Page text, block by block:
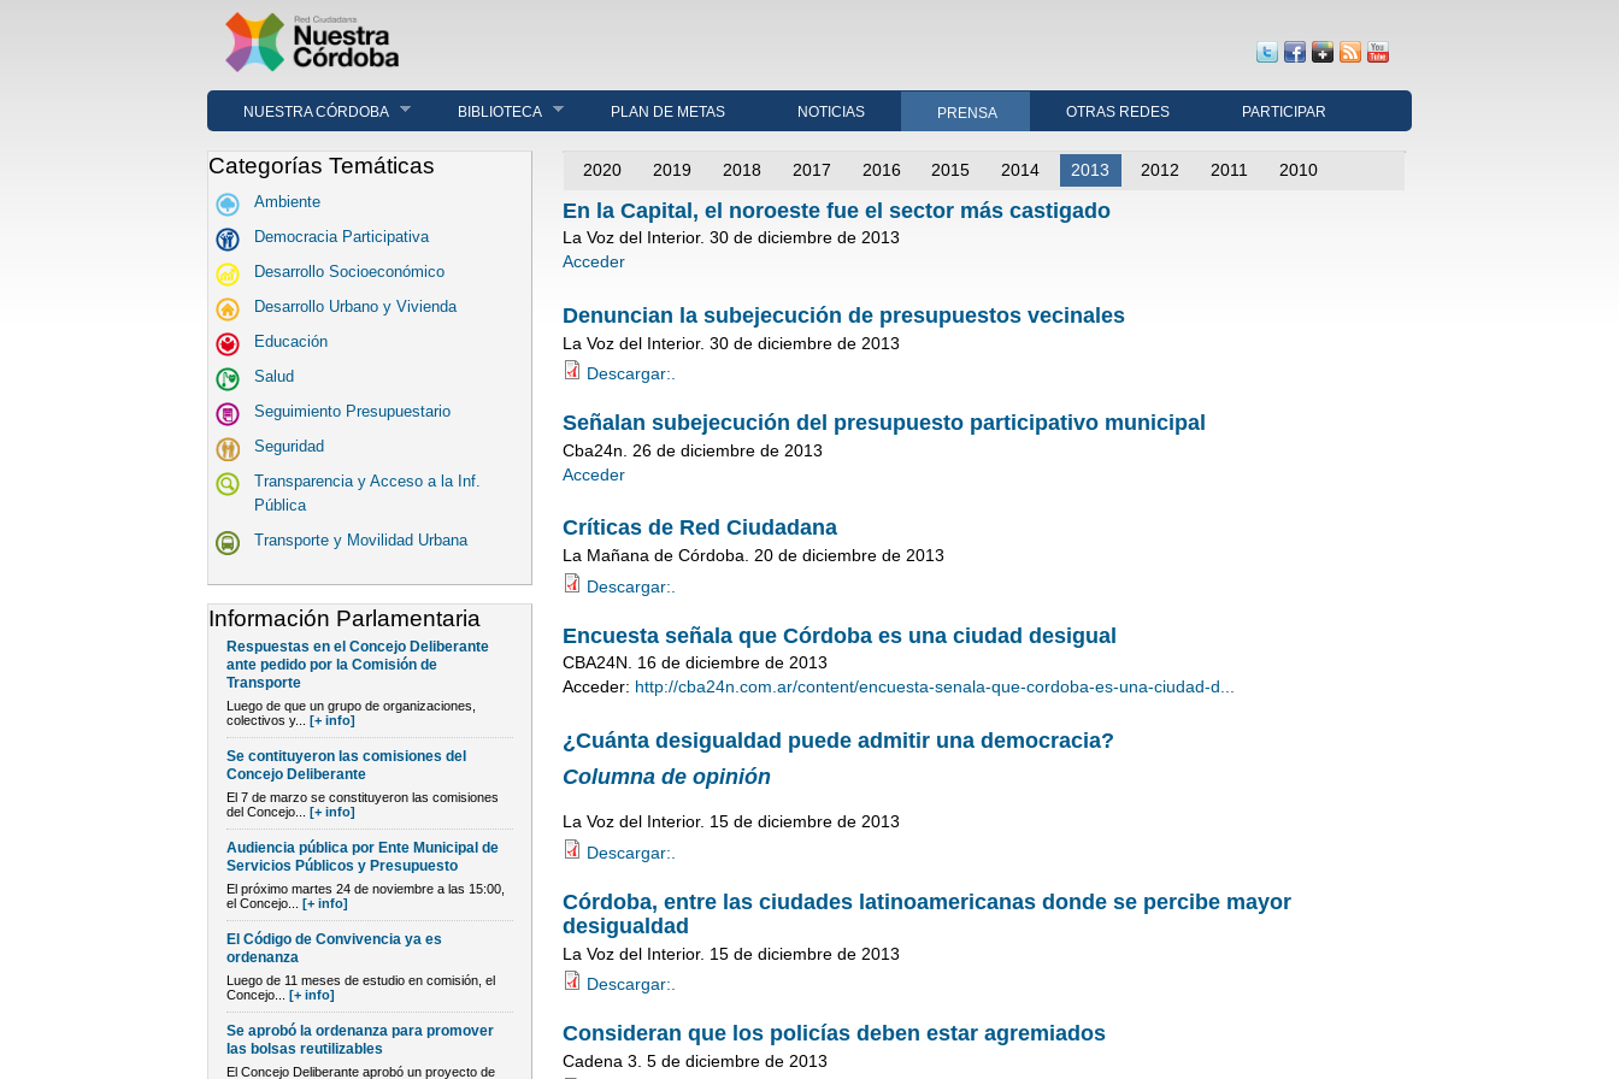
NUESTRA CÓRDOBA BIBLIOTECA PLAN DE METAS NOTICIAS PRENSA OTRAS REDES PARTICIPAR
Categorías Temáticas
Ambiente
Democracia Participativa
Desarrollo Socioeconómico
Desarrollo Urbano y Vivienda
Educación
Salud
Seguimiento Presupuestario
Seguridad
Transparencia y Acceso a la Inf.
Pública
Transporte y Movilidad Urbana
Información Parlamentaria
Respuestas en el Concejo Deliberante
ante pedido por la Comisión de
Transporte
Luego de que un grupo de organizaciones,
colectivos y... [+ info]
Se contituyeron las comisiones del
Concejo Deliberante
El 7 de marzo se constituyeron las comisiones
del Concejo... [+ info]
Audiencia pública por Ente Municipal de
Servicios Públicos y Presupuesto
El próximo martes 24 de noviembre a las 15:00,
el Concejo... [+ info]
El Código de Convivencia ya es
ordenanza
Luego de 11 meses de estudio en comisión, el
Concejo... [+ info]
Se aprobó la ordenanza para promover
las bolsas reutilizables
El Concejo Deliberante aprobó un proyecto de
2020 2019 2018 2017 2016 2015 2014 2013 2012 2011 2010
En la Capital, el noroeste fue el sector más castigado
La Voz del Interior. 30 de diciembre de 2013
Acceder
Denuncian la subejecución de presupuestos vecinales
La Voz del Interior. 30 de diciembre de 2013
Descargar:.
Señalan subejecución del presupuesto participativo municipal
Cba24n. 26 de diciembre de 2013
Acceder
Críticas de Red Ciudadana
La Mañana de Córdoba. 20 de diciembre de 2013
Descargar:.
Encuesta señala que Córdoba es una ciudad desigual
CBA24N. 16 de diciembre de 2013
Acceder: http://cba24n.com.ar/content/encuesta-senala-que-cordoba-es-una-ciudad-d...
¿Cuánta desigualdad puede admitir una democracia?
Columna de opinión
La Voz del Interior. 15 de diciembre de 2013
Descargar:.
Córdoba, entre las ciudades latinoamericanas donde se percibe mayor
desigualdad
La Voz del Interior. 15 de diciembre de 2013
Descargar:.
Consideran que los policías deben estar agremiados
Cadena 3. 5 de diciembre de 2013